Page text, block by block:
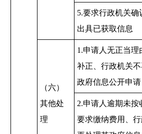
5.要求行政机关确
出具已获取信息
（六）
其他处
理
1.申请人无正当理
补正、行政机关
政府信息公开申请
2.申请人逾期未按
要求缴纳费用、